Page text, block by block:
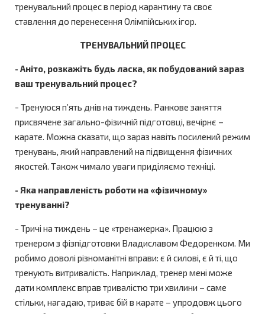
тренувальний процес в період карантину та своє
ставлення до перенесення Олімпійських ігор.
ТРЕНУВАЛЬНИЙ ПРОЦЕС
- Аніто, розкажіть будь ласка, як побудований зараз
ваш тренувальний процес?
- Тренуюся п’ять днів на тиждень. Ранкове заняття
присвячене загально-фізичній підготовці, вечірнє –
карате. Можна сказати, що зараз навіть посилений режим
тренувань, який направлений на підвищення фізичних
якостей. Також чимало уваги приділяємо техніці.
- Яка направленість роботи на «фізичному»
тренуванні?
- Тричі на тиждень – це «тренажерка». Працюю з
тренером з фізпідготовки Владиславом Федоренком. Ми
робимо доволі різноманітні вправи: є й силові, є й ті, що
тренують витривалість. Наприклад, тренер мені може
дати комплекс вправ тривалістю три хвилини – саме
стільки, нагадаю, триває бій в карате – упродовж цього